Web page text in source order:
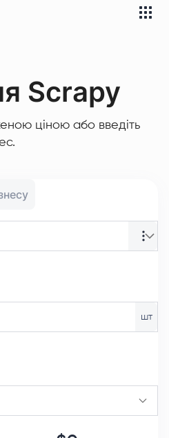
Scrapy
ціною або введіть
шт